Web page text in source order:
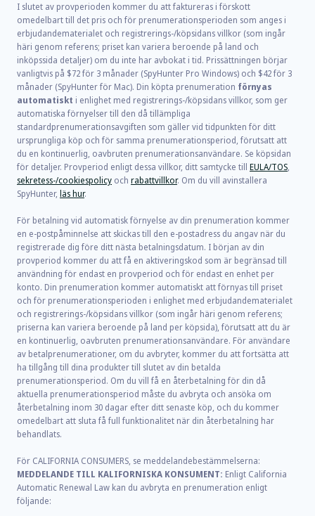
I slutet av provperioden kommer du att faktureras i förskott
omedelbart till det pris och för prenumerationsperioden som anges i
erbjudandematerialet och registrerings-/köpsidans villkor (som ingår
häri genom referens; priset kan variera beroende på land och
inköpssida detaljer) om du inte har avbokat i tid. Prissättningen börjar
vanligtvis på $72för 3 månader (SpyHunter Pro Windows) och $42för 3
månader (SpyHunter för Mac). Din köpta prenumeration förnyas
automatiskt i enlighet med registrerings-/köpsidans villkor, som ger
automatiska förnyelser till den då tillämpliga
standardprenumerationsavgiften som gäller vid tidpunkten för ditt
ursprungliga köp och för samma prenumerationsperiod, förutsatt att
du en kontinuerlig, oavbruten prenumerationsanvändare. Se köpsidan
för detaljer. Provperiod enligt dessa villkor, ditt samtycke till EULA/TOS,
sekretess-/cookiespolicy och rabattvillkor. Om du vill avinstallera
SpyHunter, läs hur.
För betalning vid automatisk förnyelse av din prenumeration kommer
en e-postpåminnelse att skickas till den e-postadress du angav när du
registrerade dig före ditt nästa betalningsdatum. I början av din
provperiod kommer du att få en aktiveringskod som är begränsad till
användning för endast en provperiod och för endast en enhet per
konto. Din prenumeration kommer automatiskt att förnyas till priset
och för prenumerationsperioden i enlighet med erbjudandematerialet
och registrerings-/köpsidans villkor (som ingår häri genom referens;
priserna kan variera beroende på land per köpsida), förutsatt att du är
en kontinuerlig, oavbruten prenumerationsanvändare. För användare
av betalprenumerationer, om du avbryter, kommer du att fortsätta att
ha tillgång till dina produkter till slutet av din betalda
prenumerationsperiod. Om du vill få en återbetalning för din då
aktuella prenumerationsperiod måste du avbryta och ansöka om
återbetalning inom 30 dagar efter ditt senaste köp, och du kommer
omedelbart att sluta få full funktionalitet när din återbetalning har
behandlats.
För CALIFORNIA CONSUMERS, se meddelandebestämmelserna:
MEDDELANDE TILL KALIFORNISKA KONSUMENT: Enligt California
Automatic Renewal Law kan du avbryta en prenumeration enligt
följande: